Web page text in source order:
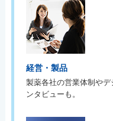
経営・製品
製薬各社の営業体制や
ンタビューも。